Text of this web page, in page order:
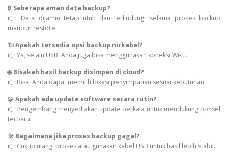
🔒 Seberapa aman data backup?
👉 Data dijamin tetap utuh dan terlindungi selama proses backup
maupun restore.
📶Apakah tersedia opsi backup nirkabel?
👉 Ya, selain USB, Anda juga bisa menggunakan koneksi Wi-Fi.
🌐Bisakah hasil backup disimpan di cloud?
👉 Bisa, Anda dapat memilih lokasi penyimpanan sesuai kebutuhan.
🧩Apakah ada update software secara rutin?
👉 Pengembang menyediakan update berkala untuk mendukung ponsel
terbaru.
🛠️ Bagaimana jika proses backup gagal?
👉 Cukup ulangi proses atau gunakan kabel USB untuk hasil lebih stabil.